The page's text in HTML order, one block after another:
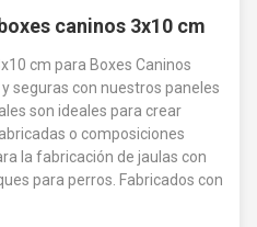
caninos 3x10 cm
cm para Boxes Caninos
seguras con nuestros paneles
son ideales para crear
o composiciones
la fabricación de jaulas con
para perros. Fabricados con